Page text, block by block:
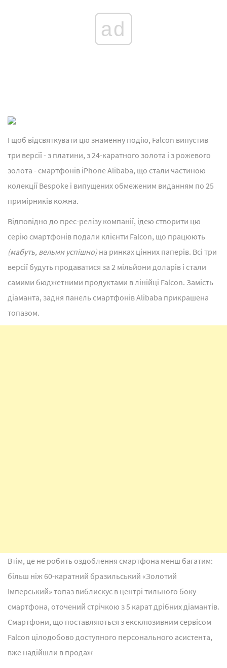
ad
І щоб відсвяткувати цю знаменну подію, Falcon випустив
три версії - з платини, з 24-каратного золота і з рожевого
золота - смартфонів iPhone Alibaba, що стали частиною
колекції Bespoke і випущених обмеженим виданням по 25
примірників кожна.
Відповідно до прес-релізу компанії, ідею створити цю
серію смартфонів подали клієнти Falcon, що працюють
(мабуть, вельми успішно) на ринках цінних паперів. Всі три
версії будуть продаватися за 2 мільйони доларів і стали
самими бюджетними продуктами в лінійці Falcon. Замість
діаманта, задня панель смартфонів Alibaba прикрашена
топазом.
Втім, це не робить оздоблення смартфона менш багатим:
більш ніж 60-каратний бразильський «Золотий
Імперський» топаз виблискує в центрі тильного боку
смартфона, оточений стрічкою з 5 карат дрібних діамантів.
Смартфони, що поставляються з ексклюзивним сервісом
Falcon цілодобово доступного персонального асистента,
вже надійшли в продаж